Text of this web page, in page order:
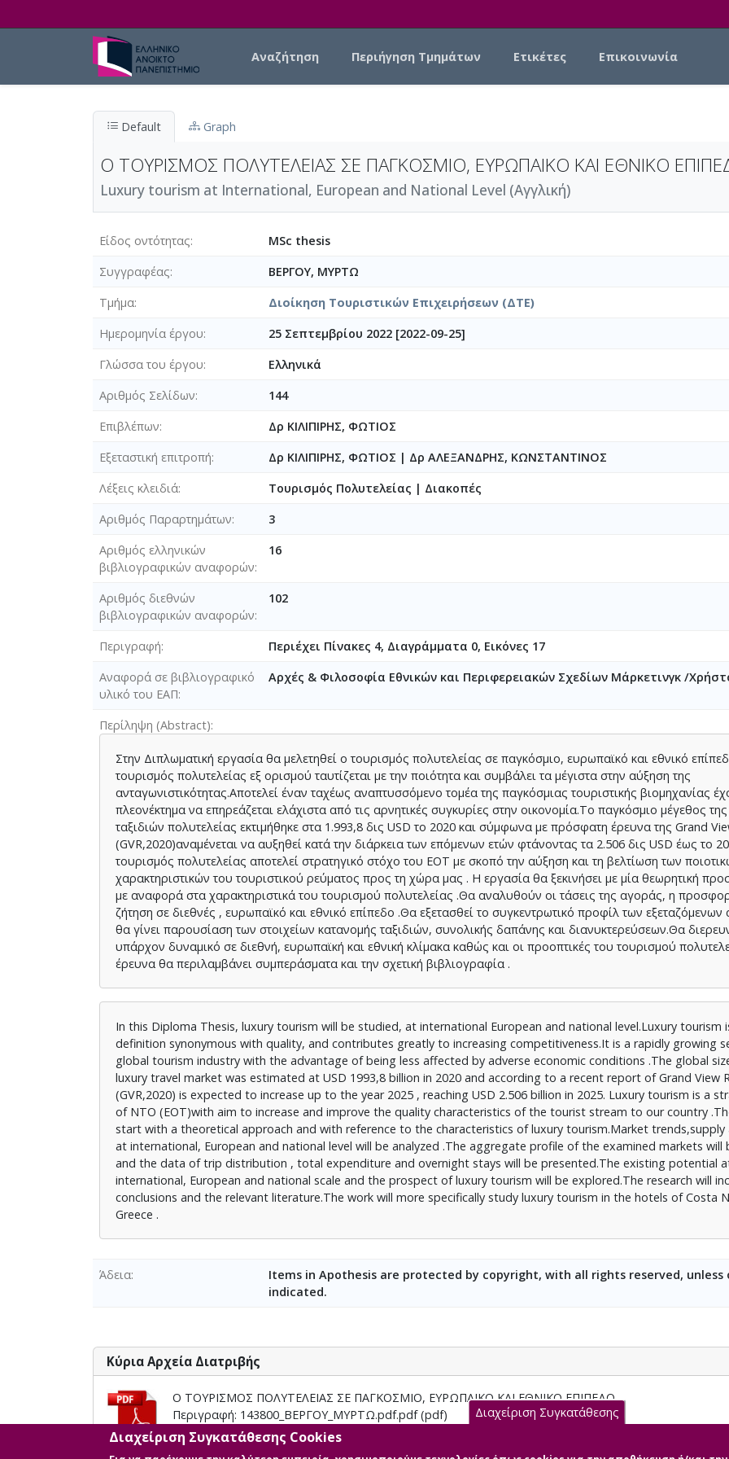
Αναζήτηση Περιήγηση Τμημάτων Ετικέτες Επικοινωνία
Default Graph
Ο ΤΟΥΡΙΣΜΟΣ ΠΟΛΥΤΕΛΕΙΑΣ ΣΕ ΠΑΓΚΟΣΜΙΟ, ΕΥΡΩΠΑΙΚΟ ΚΑΙ ΕΘΝΙΚΟ
Luxury tourism at International, European and National Level (Αγγλική)
Είδος οντότητας
MSc thesis
Συγγραφέας
ΒΕΡΓΟΥ, ΜΥΡΤΩ
Τμήμα
Διοίκηση Τουριστικών Επιχειρήσεων (ΔΤΕ)
Ημερομηνία έργου
25 Σεπτεμβρίου 2022 [2022-09-25]
Γλώσσα του έργου
Ελληνικά
Αριθμός Σελίδων
144
Επιβλέπων
Δρ ΚΙΛΙΠΙΡΗΣ, ΦΩΤΙΟΣ
Εξεταστική επιτροπή
Δρ ΚΙΛΙΠΙΡΗΣ, ΦΩΤΙΟΣ | Δρ ΑΛΕΞΑΝΔΡΗΣ, ΚΩΝΣΤΑΝΤΙΝΟΣ
Λέξεις κλειδιά
Τουρισμός Πολυτελείας | Διακοπές
Αριθμός Παραρτημάτων
3
Αριθμός ελληνικών
βιβλιογραφικών αναφορών
16
Αριθμός διεθνών
βιβλιογραφικών αναφορών
102
Περιγραφή
Περιέχει Πίνακες 4, Διαγράμματα 0, Εικόνες 17
Αναφορά σε βιβλιογραφικό
υλικό του ΕΑΠ
Αρχές & Φιλοσοφία Εθνικών και Περιφερειακών Σχεδίων Μάρκετινγκ /
Περίληψη (Abstract)
Στην Διπλωματική εργασία θα μελετηθεί ο τουρισμός πολυτελείας σε παγκόσμιο, ευρωπαϊκό και εθνικό
τουρισμός πολυτελείας εξ ορισμού ταυτίζεται με την ποιότητα και συμβάλει τα μέγιστα στην αύξηση της
ανταγωνιστικότητας.Αποτελεί έναν ταχέως αναπτυσσόμενο τομέα της παγκόσμιας τουριστικής βιομηχανίας
πλεονέκτημα να επηρεάζεται ελάχιστα από τις αρνητικές συγκυρίες στην οικονομία.Το παγκόσμιο μέγεθος
ταξιδιών πολυτελείας εκτιμήθηκε στα 1.993,8 δις USD το 2020 και σύμφωνα με πρόσφατη έρευνα της Grand
(GVR,2020)αναμένεται να αυξηθεί κατά την διάρκεια των επόμενων ετών φτάνοντας τα 2.506 δις USD έως το
τουρισμός πολυτελείας αποτελεί στρατηγικό στόχο του ΕΟΤ με σκοπό την αύξηση και τη βελτίωση των
χαρακτηριστικών του τουριστικού ρεύματος προς τη χώρα μας . Η εργασία θα ξεκινήσει με μία θεωρητική
με αναφορά στα χαρακτηριστικά του τουρισμού πολυτελείας .Θα αναλυθούν οι τάσεις της αγοράς, η
ζήτηση σε διεθνές , ευρωπαϊκό και εθνικό επίπεδο .Θα εξετασθεί το συγκεντρωτικό προφίλ των
θα γίνει παρουσίαση των στοιχείων κατανομής ταξιδιών, συνολικής δαπάνης και διανυκτερεύσεων.Θα
υπάρχον δυναμικό σε διεθνή, ευρωπαϊκή και εθνική κλίμακα καθώς και οι προοπτικές του τουρισμού
έρευνα θα περιλαμβάνει συμπεράσματα και την σχετική βιβλιογραφία .
In this Diploma Thesis, luxury tourism will be studied, at international European and national level.Luxury tourism
definition synonymous with quality, and contributes greatly to increasing competitiveness.It is a rapidly growing
global tourism industry with the advantage of being less affected by adverse economic conditions .The global
luxury travel market was estimated at USD 1993,8 billion in 2020 and according to a recent report of Grand View
(GVR,2020) is expected to increase up to the year 2025 , reaching USD 2.506 billion in 2025. Luxury tourism is a
of NTO (EOT)with aim to increase and improve the quality characteristics of the tourist stream to our country
start with a theoretical approach and with reference to the characteristics of luxury tourism.Market trends,supply
at international, European and national level will be analyzed .The aggregate profile of the examined markets will
and the data of trip distribution , total expenditure and overnight stays will be presented.The existing potential
international, European and national scale and the prospect of luxury tourism will be explored.The research will
conclusions and the relevant literature.The work will more specifically study luxury tourism in the hotels of Costa
Greece .
Άδεια
Items in Apothesis are protected by copyright, with all rights reserved, unless
indicated.
Κύρια Αρχεία Διατριβής
Ο ΤΟΥΡΙΣΜΟΣ ΠΟΛΥΤΕΛΕΙΑΣ ΣΕ ΠΑΓΚΟΣΜΙΟ, ΕΥΡΩΠΑΙΚΟ ΚΑΙ ΕΘΝΙΚΟ ΕΠΙΠΕΔΟ
Περιγραφή: 143800_ΒΕΡΓΟΥ_ΜΥΡΤΩ.pdf.pdf (pdf)
Πληροφορίες: Μεταπτυχιακή Διπλωματική Εργασία
Μέγεθος: 5.1 MB
Διαχείριση Συγκατάθεσης
Διαχείριση Συγκατάθεσης Cookies